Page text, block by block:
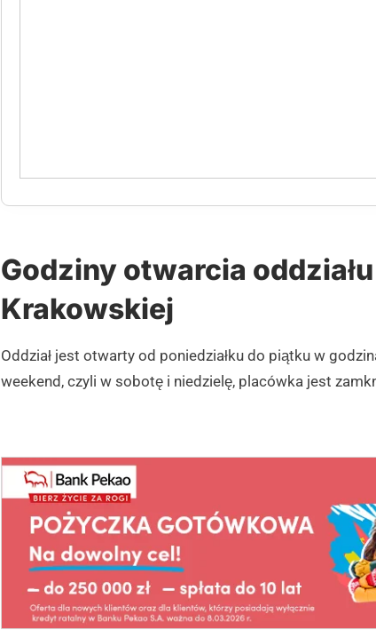
Godziny otwarcia
Krakowskiej
Oddział jest otwarty od poniedziałku do piątku w
weekend, czyli w sobotę i niedzielę, placówka jest